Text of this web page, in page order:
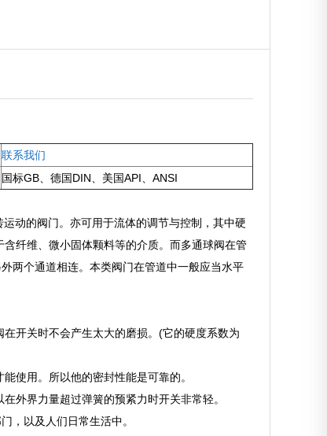
联系我们
国标GB、德国DIN、美国API、ANSI
动的阀门。亦可用于流体的调节与控制，其中硬
纤维、微小固体颗料等的介质。而多通球阀在管
两个通道相连。本类阀门在管道中一般应当水平
开关时不会产生太大的磨损。(它的硬度系数为
使用。所以他的密封性能是可靠的。
外界力量超过弹簧的预紧力时开关非常轻。
，以及人们日常生活中。